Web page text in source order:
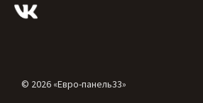
© 2026 «Евро-панель33»